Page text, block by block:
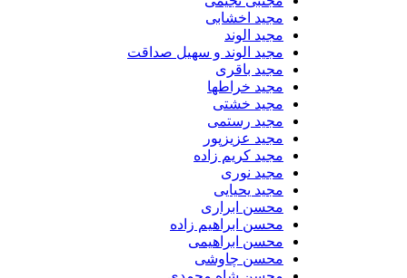
مجید اخشابی
مجید الوند‎
مجید الوند و سهیل صداقت
مجید باقری
مجید خراطها
مجید خشتی
مجید رستمی
مجید عزیزپور
مجید کریم زاده
مجید نوری
مجید یحیایی
محسن ابراری
محسن ابراهیم زاده
محسن ابراهیمی
محسن چاوشی